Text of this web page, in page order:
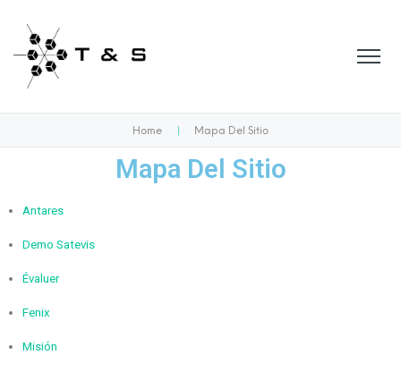
Home Mapa Del Sitio
Mapa Del Sitio
Antares
Demo Satevis
Évaluer
Fenix
Misión